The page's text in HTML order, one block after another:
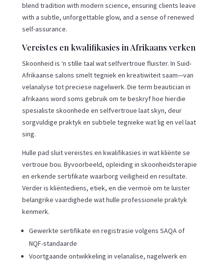
blend tradition with modern science, ensuring clients leave
with a subtle, unforgettable glow, and a sense of renewed
self-assurance.
Vereistes en kwalifikasies in Afrikaans verken
Skoonheid is ‘n stille taal wat selfvertroue fluister. In Suid-
Afrikaanse salons smelt tegniek en kreatiwiteit saam—van
velanalyse tot preciese nagelwerk. Die term beautician in
afrikaans word soms gebruik om te beskryf hoe hierdie
spesialiste skoonhede en selfvertroue laat skyn, deur
sorgvuldige praktyk en subtiele tegnieke wat lig en vel laat
sing.
Hulle pad sluit vereistes en kwalifikasies in wat kliënte se
vertroue bou. Byvoorbeeld, opleiding in skoonheidsterapie
en erkende sertifikate waarborg veiligheid en resultate.
Verder is kliëntediens, etiek, en die vermoë om te luister
belangrike vaardighede wat hulle professionele praktyk
kenmerk.
Gewerkte sertifikate en registrasie volgens SAQA of
NQF-standaarde
Voortgaande ontwikkeling in velanalise, nagelwerk en